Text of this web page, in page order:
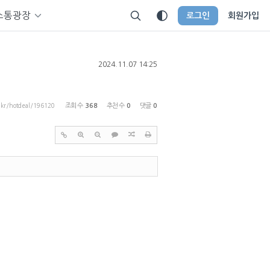
통광장 로그인 회원가입
2024.11.07 14:25
hotdeal/196120 조회 수 368 추천 수 0 댓글 0